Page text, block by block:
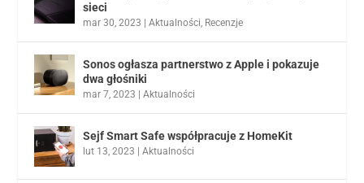
sieci
mar 30, 2023 |Aktualności, Recenzje
Sonos ogłasza partnerstwo z Apple i pokazuje
dwa głośniki
mar 7, 2023 |Aktualności
Sejf Smart Safe współpracuje z HomeKit
lut 13, 2023 |Aktualności